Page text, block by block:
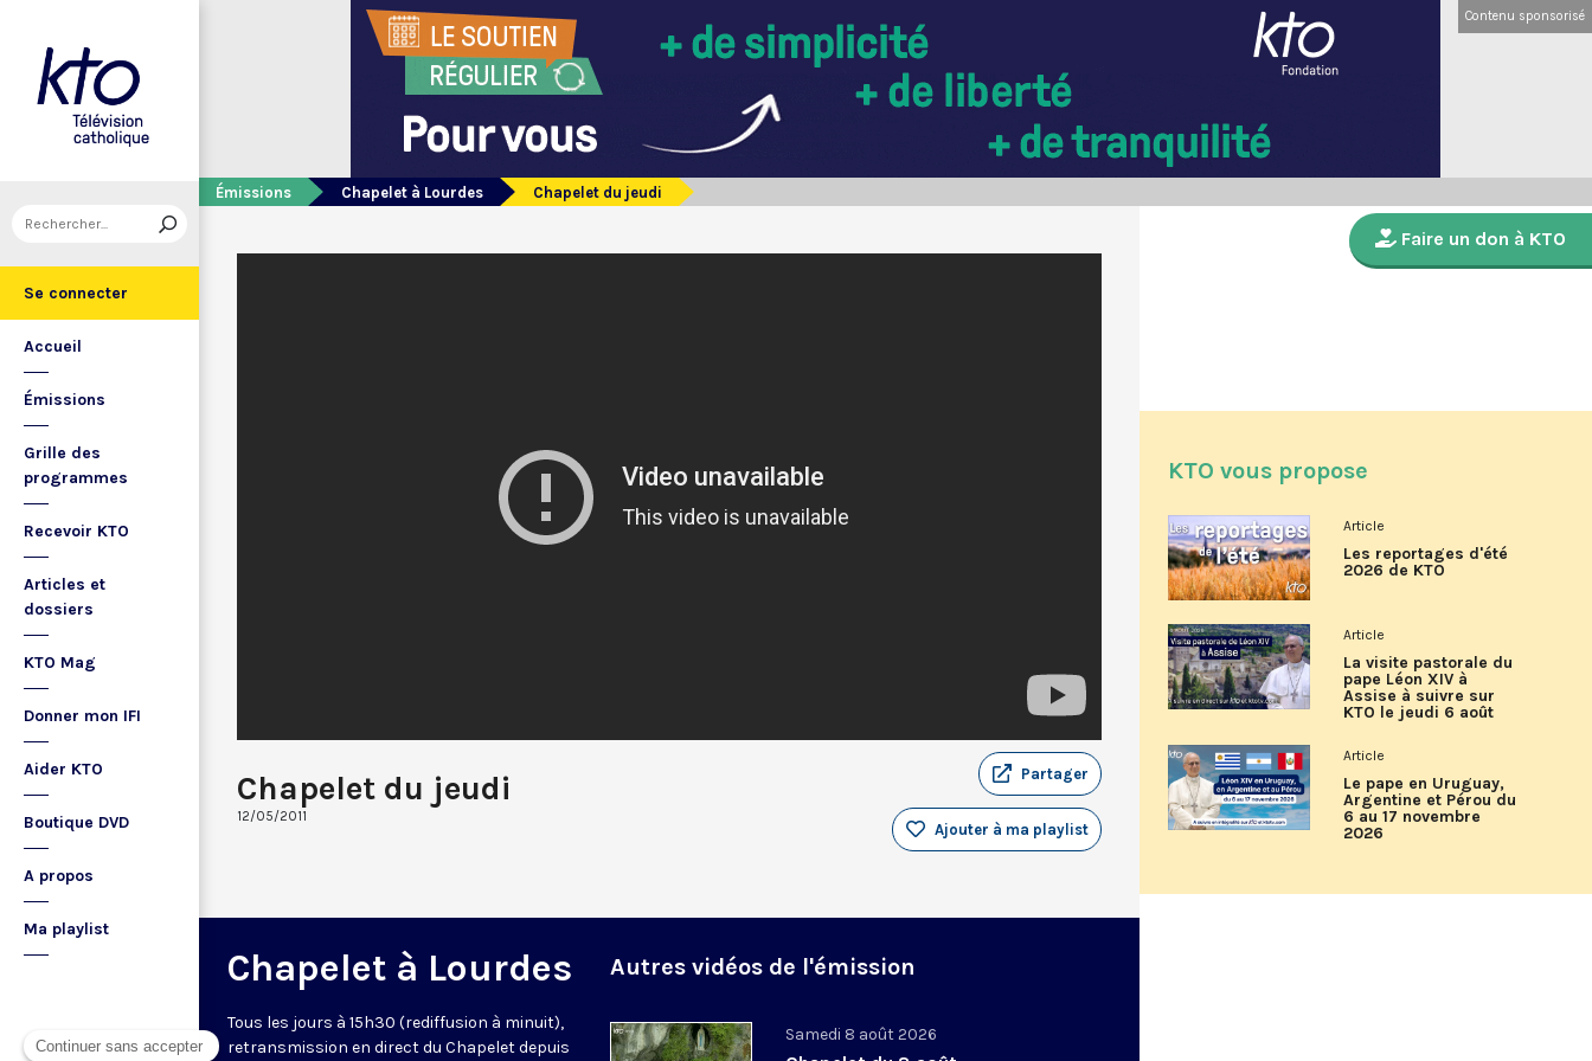
Se connecter
Accueil
Émissions
Grille des
programmes
Recevoir KTO
Articles et
dossiers
KTO Mag
Donner mon IFI
Aider KTO
Boutique DVD
A propos
Ma playlist
Contenu sponsorisé
Émissions Chapelet à Lourdes Chapelet du jeudi
Chapelet du jeudi
12/05/2011
Partager
Ajouter à ma playlist
Chapelet à Lourdes
Tous les jours à 15h30 (rediffusion à minuit),
retransmission en direct du Chapelet depuis
Autres vidéos de l'émission
Samedi 8 août 2026
Faire un don à KTO
KTO vous propose
Article
Les reportages d'été
2026 de KTO
Article
La visite pastorale du
pape Léon XIV à
Assise à suivre sur
KTO le jeudi 6 août
Article
Le pape en Uruguay,
Argentine et Pérou du
6 au 17 novembre
2026